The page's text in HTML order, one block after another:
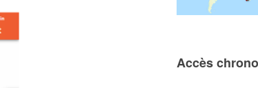
Accès